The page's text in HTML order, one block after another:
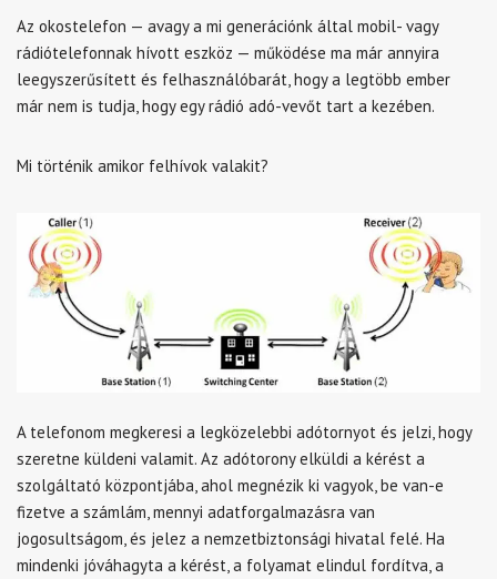
Az okostelefon — avagy a mi generációnk által mobil- vagy
rádiótelefonnak hívott eszköz — működése ma már annyira
leegyszerűsített és felhasználóbarát, hogy a legtöbb ember
már nem is tudja, hogy egy rádió adó-vevőt tart a kezében.
Mi történik amikor felhívok valakit?
A telefonom megkeresi a legközelebbi adótornyot és jelzi, hogy
szeretne küldeni valamit. Az adótorony elküldi a kérést a
szolgáltató központjába, ahol megnézik ki vagyok, be van-e
fizetve a számlám, mennyi adatforgalmazásra van
jogosultságom, és jelez a nemzetbiztonsági hivatal felé. Ha
mindenki jóváhagyta a kérést, a folyamat elindul fordítva, a